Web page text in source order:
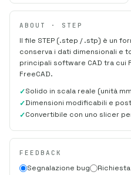
ABOUT · STEP
Il file STEP (.step / .stp) è un
conserva i dati dimensionali e
principali software CAD tra cui
FreeCAD.
Solido in scala reale (unità
Dimensioni modificabili e
Convertibile con uno slicer
FEEDBACK
Segnalazione bug